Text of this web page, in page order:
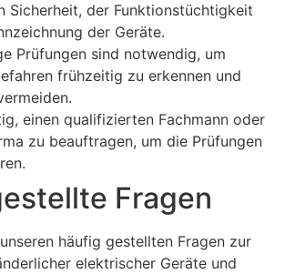
Sicherheit, der Funktionstüchtigkeit
der Geräte.
Prüfungen sind notwendig, um
frühzeitig zu erkennen und
einen qualifizierten Fachmann oder
zu beauftragen, um die Prüfungen
Fragen
häufig gestellten Fragen zur
elektrischer Geräte und